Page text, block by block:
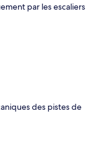
par les escaliers
des pistes de